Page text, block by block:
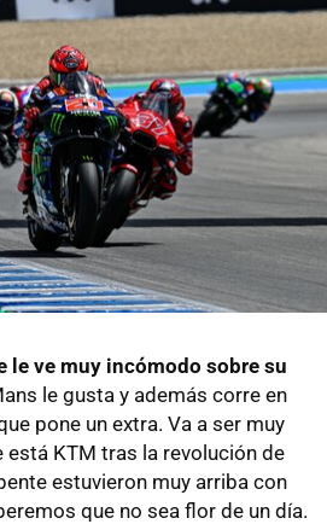
le ve muy incómodo sobre su
le gusta y además corre en
pone un extra. Va a ser muy
está KTM tras la revolución de
estuvieron muy arriba con
que no sea flor de un día.